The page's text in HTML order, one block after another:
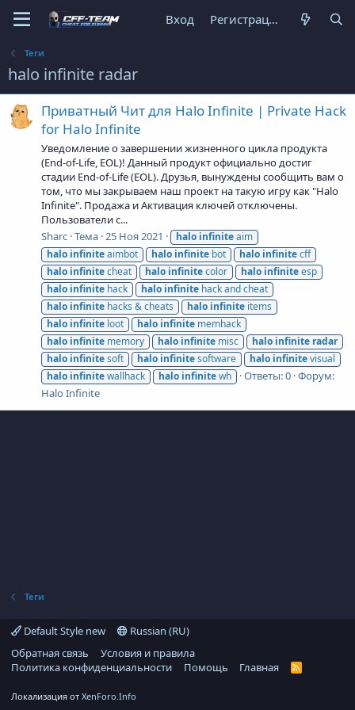
Вход Регистрация
Теги
halo infinite radar
Приватный Чит для Halo Infinite | Private Hack
for Halo Infinite
Уведомление о завершении жизненного цикла продукта
(End-of-Life, EOL)! Данный продукт официально достиг
стадии End-of-Life (EOL). Друзья, вынуждены сообщить вам о
том, что мы закрываем наш проект на такую игру как "Halo
Infinite". Продажа и Активация ключей отключены.
Пользователи с...
Sharc Тема 25 Ноя 2021 halo infiniteaim
halo infiniteaimbot halo infinite bot halo infinitecff
halo infinitecheat halo infinitecolor halo infiniteesp
halo infinite hack halo infinite hack and cheat
halo infinite hacks & cheats halo infinite items
halo infinite loot halo infinite memhack
halo infinite memory halo infinite misc halo infinite radar
halo infinitesoft halo infinitesoftware halo infinitevisual
halo infinitewallhack halo infinitewh Ответы: 0 Форум:
Halo Infinite
Теги
Default Style new
Russian (RU)
Обратная связь
Условия и правила
Политика конфиденциальности
Помощь Главная
R
Локализация от XenForo.Info